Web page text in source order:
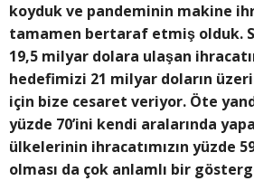
koyduk ve pandeminin makine
tamamen bertaraf etmiş olduk.
19,5 milyar dolara ulaşan
hedefimizi 21 milyar doların
için bize cesaret veriyor. Öte
yüzde 70’ini kendi aralarında
ülkelerinin ihracatımızın yüzde
olması da çok anlamlı bir